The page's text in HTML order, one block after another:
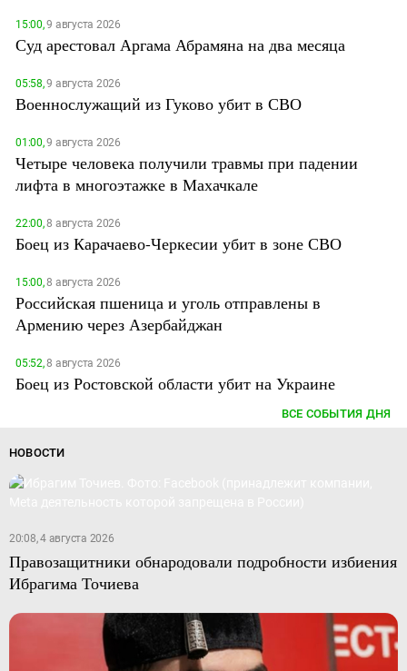
15:00,9 августа 2026
Суд арестовал Аргама Абрамяна на два месяца
05:58,9 августа 2026
Военнослужащий из Гуково убит в СВО
01:00,9 августа 2026
Четыре человека получили травмы при падении
лифта в многоэтажке в Махачкале
22:00,8 августа 2026
Боец из Карачаево-Черкесии убит в зоне СВО
15:00,8 августа 2026
Российская пшеница и уголь отправлены в
Армению через Азербайджан
05:52,8 августа 2026
Боец из Ростовской области убит на Украине
ВСЕ СОБЫТИЯ ДНЯ
НОВОСТИ
20:08, 4 августа 2026
Правозащитники обнародовали подробности избиения
Ибрагима Точиева